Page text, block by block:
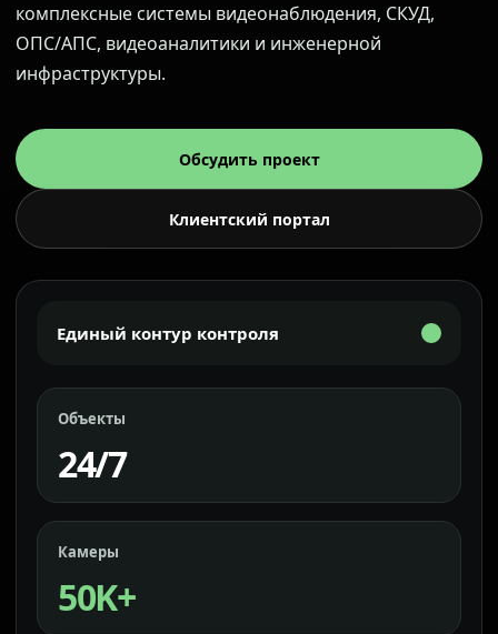
комплексные системы видеонаблюдения, СКУД,
ОПС/АПС, видеоаналитики и инженерной
инфраструктуры.
Обсудить проект
Клиентский портал
Единый контур контроля
Объекты
24/7
Камеры
50K+